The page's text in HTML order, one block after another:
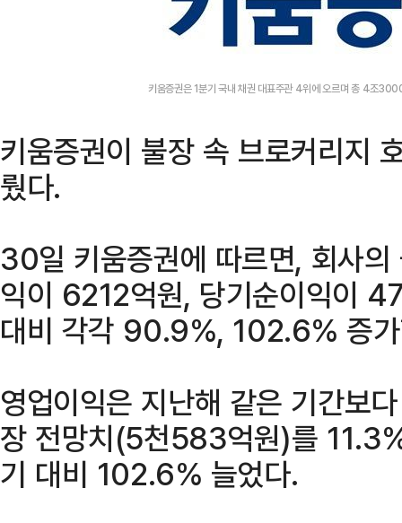
키움증권은 1분기 국내 채권 대표주관 4위에 오르며 총 4조
키움증권이 불장 속 브로커리지
뤘다.
30일 키움증권에 따르면, 회사
익이 6212억원, 당기순이익이
대비 각각 90.9%, 102.6% 증
영업이익은 지난해 같은 기간보
장 전망치(5천583억원)를
기 대비 102.6% 늘었다.